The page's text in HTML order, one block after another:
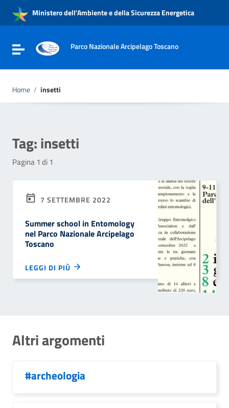
Vai al menu di navigazione
Vai al footer
Ministero dell'Ambiente e della Sicurezza Energetica
Attiva / disattiva la navigazione
Parco Nazionale Arcipelago Toscano
Home / insetti
Tag:insetti
Pagina 1 di 1
7 SETTEMBRE 2022
Summer school in Entomology
nel Parco Nazionale Arcipelago
Toscano
LEGGI DI PIÙ
Altri argomenti
#archeologia